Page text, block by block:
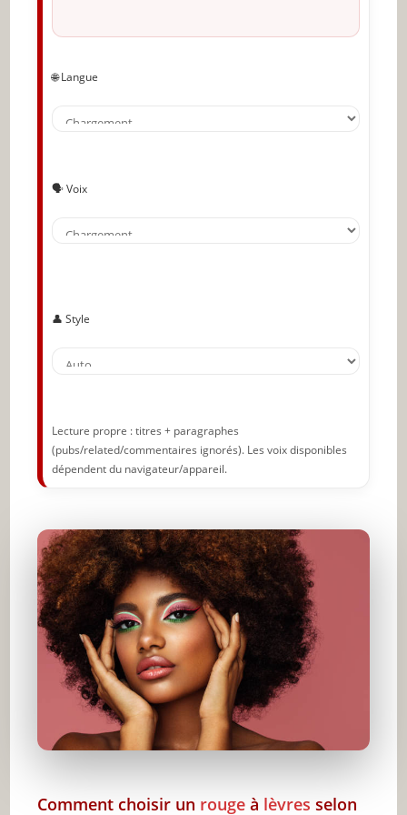
larges
Identifiez votre nuance de peau et votre teint
Demandez de l’aide
Vous aimeriez que votre rouge à lèvres tienne
toute là journée ?
🔥 À lire aussi sur JeunInfo
✨ Nouveau sur JeunInfo ?
Articles recommandés
Partager l'amour
🌐 Langue
🗣️ Voix
👤 Style
Lecture propre : titres + paragraphes
(pubs/related/commentaires ignorés). Les voix disponibles
dépendent du navigateur/appareil.
Comment choisir un rouge à lèvres selon